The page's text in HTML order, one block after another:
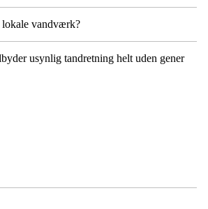
vandværk?
usynlig tandretning helt uden gener